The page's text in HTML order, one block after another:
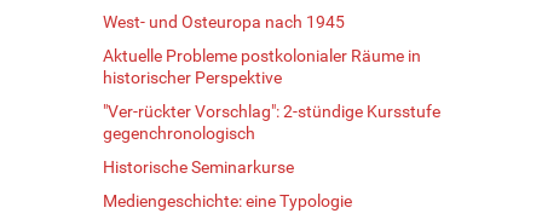
West- und Osteuropa nach 1945
Aktuelle Probleme postkolonialer Räume in
historischer Perspektive
"Ver-rückter Vorschlag": 2-stündige Kursstufe
gegenchronologisch
Historische Seminarkurse
Mediengeschichte: eine Typologie